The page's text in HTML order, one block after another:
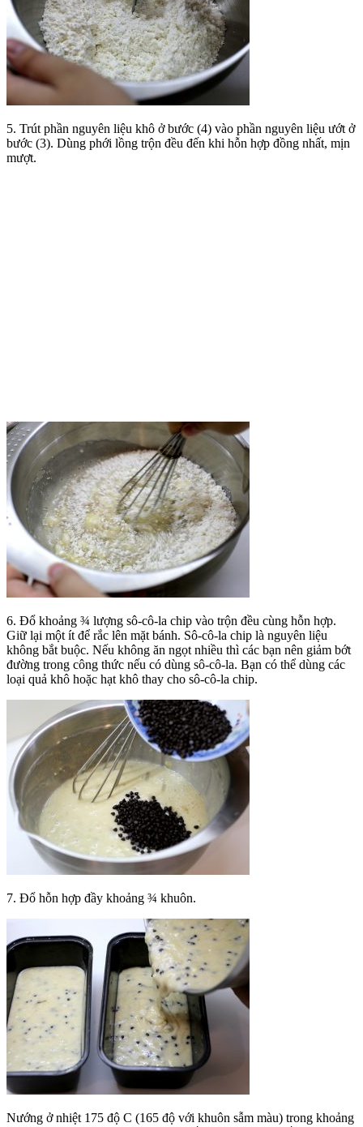
5. Trút phần nguyên liệu khô ở bước (4) vào phần nguyên liệu ướt ở
bước (3). Dùng phới lồng trộn đều đến khi hỗn hợp đồng nhất, mịn
mượt.
6. Đổ khoảng ¾ lượng sô-cô-la chip vào trộn đều cùng hỗn hợp.
Giữ lại một ít để rắc lên mặt bánh. Sô-cô-la chip là nguyên liệu
không bắt buộc. Nếu không ăn ngọt nhiều thì các bạn nên giảm bớt
đường trong công thức nếu có dùng sô-cô-la. Bạn có thể dùng các
loại quả khô hoặc hạt khô thay cho sô-cô-la chip.
7. Đổ hỗn hợp đầy khoảng ¾ khuôn.
Nướng ở nhiệt 175 độ C (165 độ với khuôn sẫm màu) trong khoảng